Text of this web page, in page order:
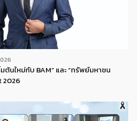
มต้นใหม่กับ BAM” และ “ทรัพย์มหาชน
2026